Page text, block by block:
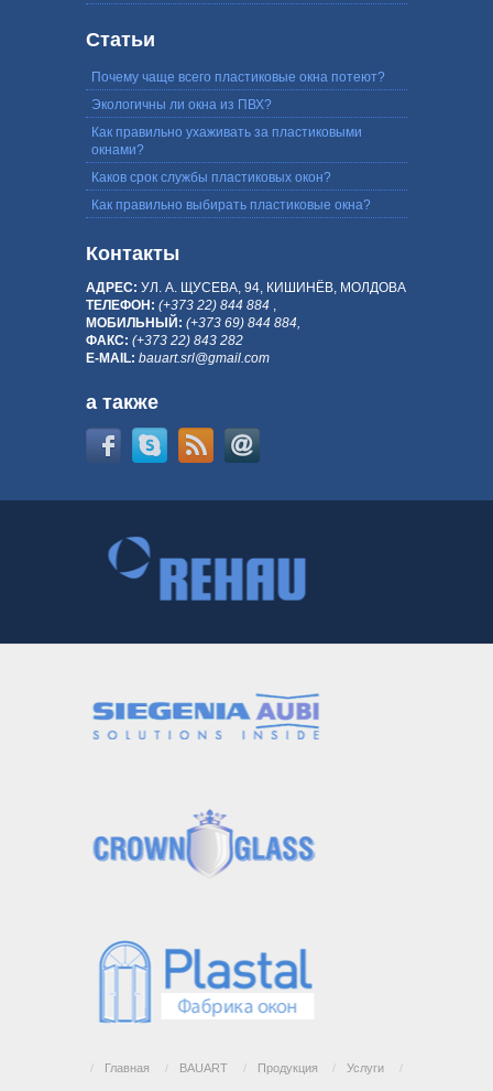
Статьи
Почему чаще всего пластиковые окна потеют?
Экологичны ли окна из ПВХ?
Как правильно ухаживать за пластиковыми
окнами?
Каков срок службы пластиковых окон?
Как правильно выбирать пластиковые окна?
Контакты
АДРЕС: УЛ. А. ЩУСЕВА, 94, КИШИНЁВ, МОЛДОВА
ТЕЛЕФОН: (+373 22) 844 884
МОБИЛЬНЫЙ: (+373 69) 844 884,
ФАКС: (+373 22) 843 282
E-MAIL: bauart.srl@gmail.com
а также
/ Главная / BAUART / Продукция / Услуги /